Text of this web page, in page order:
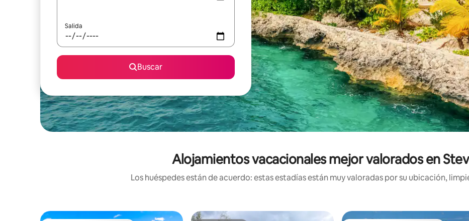
Salida
Buscar
Alojamientos vacacionales mejor valorados en
Los huéspedes están de acuerdo: estas estadías están muy valoradas por su ubicación,